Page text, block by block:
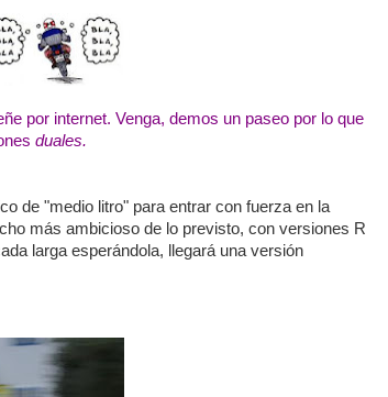
por internet. Venga, demos un paseo por lo que
duales.
de "medio litro" para entrar con fuerza en la
más ambicioso de lo previsto, con versiones R
larga esperándola, llegará una versión